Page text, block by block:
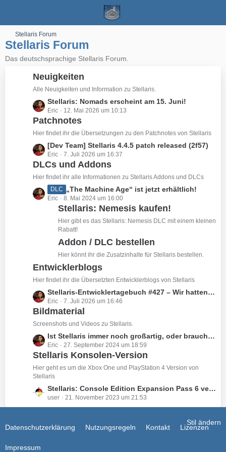
Stellaris Forum
Stellaris Forum
Das deutschsprachige Stellaris Forum.
Neuigkeiten
Alle Neuigkeiten und Information zu Stellaris.
L
e
t
z
e
B
t
Stellaris: Nomads erscheint am 15. Juni!
Eric 12. Mai 2026 um 10:13
Patchnotes
Hier findet ihr die Übersetzungen zu den Patchnotes von Stellaris
L
e
t
z
e
g
e
[Dev Team] Stellaris 4.4.5 patch released (2f57)
Eric 7. Juli 2026 um 16:37
DLCs und Addons
Hier findet ihr alle Informationen zu Stellaris Addons und DLCs
L
e
i
t
r
ä
g
e
DLC „The Machine Age“ ist jetzt erhältlich!
Eric 8. Mai 2024 um 16:00
Stellaris: Nemesis kaufen!
Hier gibt es das Stellaris: Nemesis DLC mit einem kleinen
Rabatt!
Addon / DLC bestellen
Hier könnt ihr die Zusatzinhalte für Stellaris bestellen.
Entwicklerblogs
Hier findet ihr die Übersetzten Entwicklerblogs von Stellaris
L
e
t
z
e
B
i
r
Stellaris-Entwicklertagebuch #427 – Wir hatten bereits eine, ja. Aber was ist mit der zweiten offenen Beta?
Eric 7. Juli 2026 um 16:46
Bildmaterial
Screenshots und Videos zu Stellaris.
L
e
t
z
t
B
e
t
ä
Ist Stellaris immer noch großartig, oder brauchen wir Stellaris 2?
Eric 27. September 2024 um 18:59
Stellaris Konsolen-Version
Hier geht es um die Xbox One und PlayStation 4 Version von
Stellaris
L
t
t
B
Stellaris: Console Edition Expansion Pass 6 veröffentlicht - Toxoids Species Pack
user 21. November 2023 um 21:53
Stil ändern
Datenschutzerklärung Nutzungsregeln Kontakt Lizenzen
Impressum